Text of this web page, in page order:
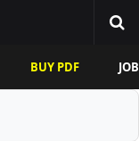
BUY PDF